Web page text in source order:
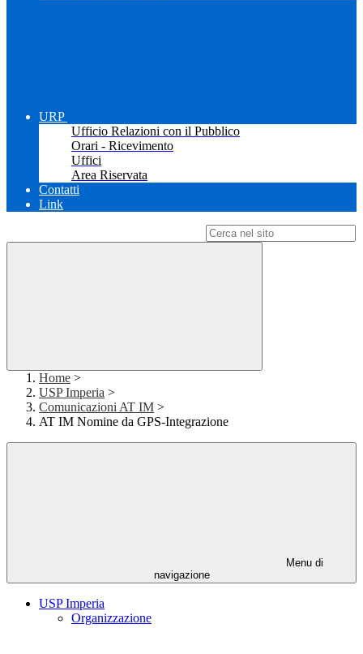
URP
Ufficio Relazioni con il Pubblico
Orari - Ricevimento
Uffici
Area Riservata
Contatti
Link
Home >
USP Imperia >
Comunicazioni AT IM >
AT IM Nomine da GPS-Integrazione
Menu di
navigazione
USP Imperia
Organizzazione